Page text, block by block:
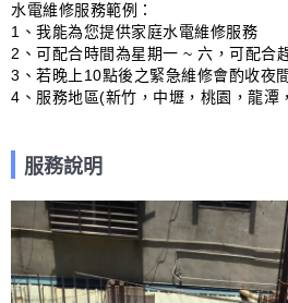
水電維修服務範例：
1、我能為您提供家庭水電維修服務
2、可配合時間為星期一 ~ 六，可配合
3、若晚上10點後之緊急維修會酌收夜
4、服務地區(新竹，中壢，桃園，龍潭
服務說明